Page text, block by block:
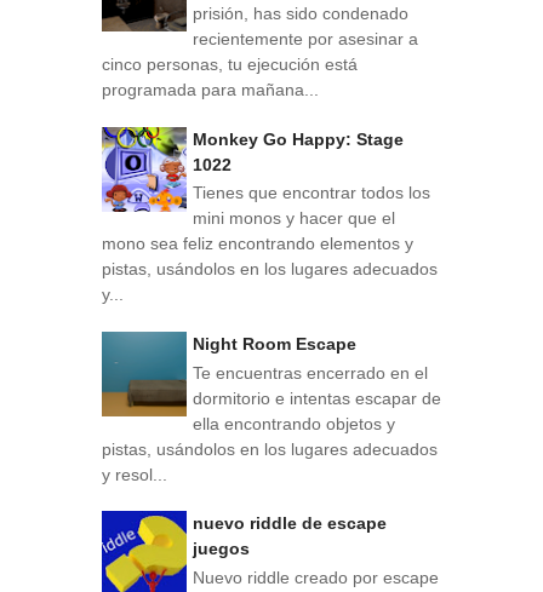
prisión, has sido condenado
recientemente por asesinar a
cinco personas, tu ejecución está
programada para mañana...
Monkey Go Happy: Stage
1022
Tienes que encontrar todos los
mini monos y hacer que el
mono sea feliz encontrando elementos y
pistas, usándolos en los lugares adecuados
y...
Night Room Escape
Te encuentras encerrado en el
dormitorio e intentas escapar de
ella encontrando objetos y
pistas, usándolos en los lugares adecuados
y resol...
nuevo riddle de escape
juegos
Nuevo riddle creado por escape